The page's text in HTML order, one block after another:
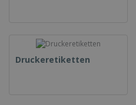
Druckeretiketten